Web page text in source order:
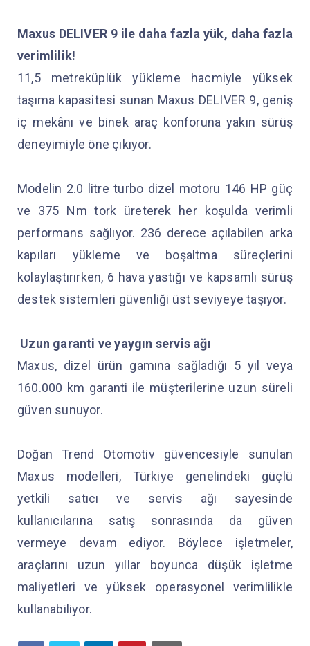
Maxus DELIVER 9 ile daha fazla yük, daha fazla
verimlilik!
11,5 metreküplük yükleme hacmiyle yüksek
taşıma kapasitesi sunan Maxus DELIVER 9, geniş
iç mekânı ve binek araç konforuna yakın sürüş
deneyimiyle öne çıkıyor.
Modelin 2.0 litre turbo dizel motoru 146 HP güç
ve 375 Nm tork üreterek her koşulda verimli
performans sağlıyor. 236 derece açılabilen arka
kapıları yükleme ve boşaltma süreçlerini
kolaylaştırırken, 6 hava yastığı ve kapsamlı sürüş
destek sistemleri güvenliği üst seviyeye taşıyor.
Uzun garanti ve yaygın servis ağı
Maxus, dizel ürün gamına sağladığı 5 yıl veya
160.000 km garanti ile müşterilerine uzun süreli
güven sunuyor.
Doğan Trend Otomotiv güvencesiyle sunulan
Maxus modelleri, Türkiye genelindeki güçlü
yetkili satıcı ve servis ağı sayesinde
kullanıcılarına satış sonrasında da güven
vermeye devam ediyor. Böylece işletmeler,
araçlarını uzun yıllar boyunca düşük işletme
maliyetleri ve yüksek operasyonel verimlilikle
kullanabiliyor.